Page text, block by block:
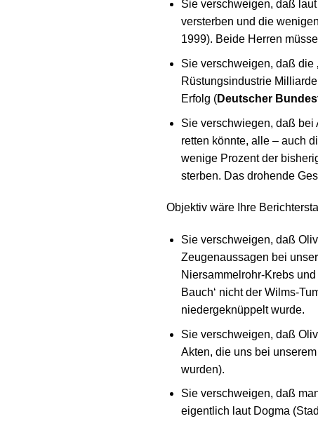
Sie verschweigen, daß laut
versterben und die
1999). Beide Herren
Sie verschweigen, daß die
Rüstungsindustrie
Erfolg (Deutscher
Sie verschwiegen, daß
retten könnte, alle – auch
wenige Prozent der
sterben. Das drohende
Objektiv wäre Ihre
Sie verschweigen, daß
Zeugenaussagen bei
Niersammelrohr-Krebs
Bauch‘ nicht der Wilms-
niedergeknüppelt wurde.
Sie verschweigen, daß
Akten, die uns bei
wurden).
Sie verschweigen, daß
eigentlich laut Dogma